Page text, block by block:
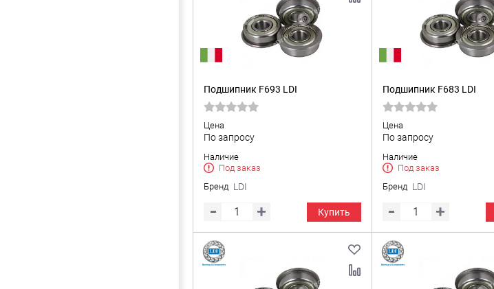
Подшипник F693 LDI
Цена
По запросу
Наличие
Под заказ
Бренд LDI
Купить
Подшипник F683 LDI
Цена
По запросу
Наличие
Под заказ
Бренд LDI